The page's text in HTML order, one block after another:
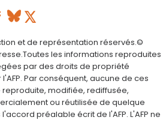
et de représentation réservés.©
les informations reproduites
par des droits de propriété
Par conséquent, aucune de ces
modifiée, rediffusée,
ou réutilisée de quelque
préalable écrit de l'AFP. L'AFP ne